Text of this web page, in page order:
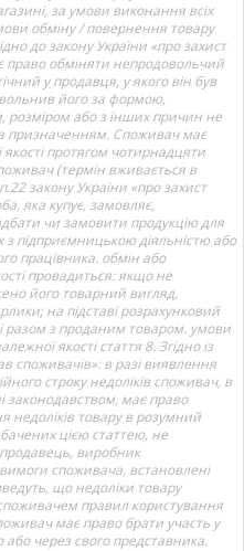
за умови виконання всіх
обміну / повернення товару
до закону України «про захист
право обміняти непродовольчий
у продавця, у якого він був
його за формою,
розміром або з інших причин не
призначенням. Споживач має
протягом чотирнадцяти
(термін вживається в
закону України «про захист
яка купує, замовляє,
чи замовити продукцію для
з підприємницькою діяльністю або
працівника. обмін або
провадиться: якщо не
його товарний вигляд,
на підставі розрахунковий
з проданим товаром. умови
якості стаття 8. Згідно із
споживачів»: в разі виявлення
строку недоліків споживач, в
законодавством, має право
недоліків товару в розумний
цією статтею, не
виробник
споживача, встановлені
що недоліки товару
правил користування
має право брати участь у
або через свого представника.